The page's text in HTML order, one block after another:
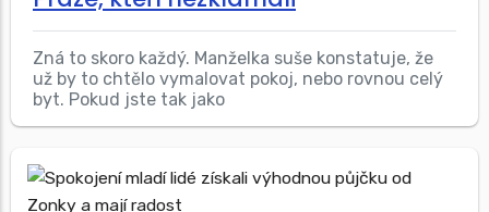
Zná to skoro každý. Manželka suše konstatuje, že
už by to chtělo vymalovat pokoj, nebo rovnou celý
byt. Pokud jste tak jako